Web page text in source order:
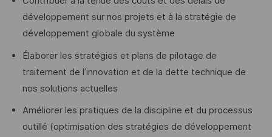
développement sur nos projets et à la stratégie de
développement globale du système
Élaborer les stratégies et plans de pilotage de
traitement de l’innovation et de la dette technique de
nos solutions actuelles
Améliorer les pratiques de la discipline et du processus
outillé (optimisation des stratégies de développement